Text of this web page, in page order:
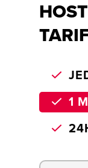
1